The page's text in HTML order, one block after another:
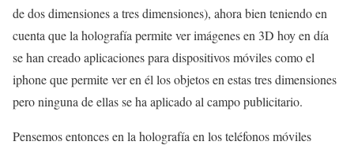
de dos dimensiones a tres dimensiones), ahora bien teniendo en
cuenta que la holografía permite ver imágenes en 3D hoy en día
se han creado aplicaciones para dispositivos móviles como el
iphone que permite ver en él los objetos en estas tres dimensiones
pero ninguna de ellas se ha aplicado al campo publicitario.
Pensemos entonces en la holografía en los teléfonos móviles